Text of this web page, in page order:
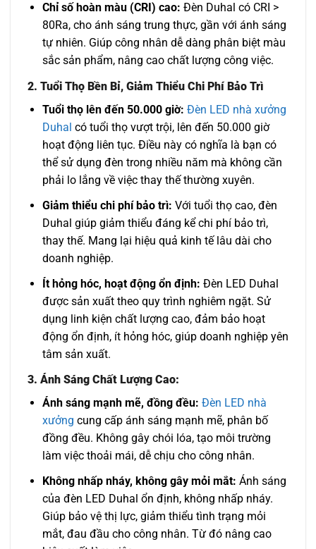
Chỉ số hoàn màu (CRI) cao: Đèn Duhal có CRI >
80Ra, cho ánh sáng trung thực, gần với ánh sáng
tự nhiên. Giúp công nhân dễ dàng phân biệt màu
sắc sản phẩm, nâng cao chất lượng công việc.
2. Tuổi Thọ Bền Bỉ, Giảm Thiểu Chi Phí Bảo Trì
Tuổi thọ lên đến 50.000 giờ: Đèn LED nhà xưởng
Duhal có tuổi thọ vượt trội, lên đến 50.000 giờ
hoạt động liên tục. Điều này có nghĩa là bạn có
thể sử dụng đèn trong nhiều năm mà không cần
phải lo lắng về việc thay thế thường xuyên.
Giảm thiểu chi phí bảo trì: Với tuổi thọ cao, đèn
Duhal giúp giảm thiểu đáng kể chi phí bảo trì,
thay thế. Mang lại hiệu quả kinh tế lâu dài cho
doanh nghiệp.
Ít hỏng hóc, hoạt động ổn định: Đèn LED Duhal
được sản xuất theo quy trình nghiêm ngặt. Sử
dụng linh kiện chất lượng cao, đảm bảo hoạt
động ổn định, ít hỏng hóc, giúp doanh nghiệp yên
tâm sản xuất.
3. Ánh Sáng Chất Lượng Cao:
Ánh sáng mạnh mẽ, đồng đều: Đèn LED nhà
xưởng cung cấp ánh sáng mạnh mẽ, phân bố
đồng đều. Không gây chói lóa, tạo môi trường
làm việc thoải mái, dễ chịu cho công nhân.
Không nhấp nháy, không gây mỏi mắt: Ánh sáng
của đèn LED Duhal ổn định, không nhấp nháy.
Giúp bảo vệ thị lực, giảm thiểu tình trạng mỏi
mắt, đau đầu cho công nhân. Từ đó nâng cao